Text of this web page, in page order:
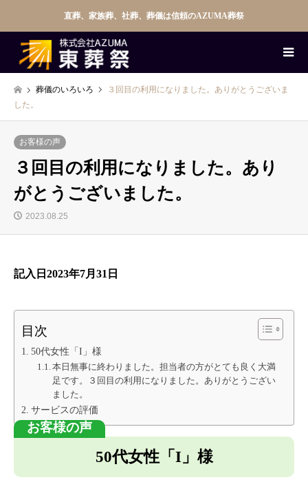
直葬、家族葬、社葬、葬儀は信頼のAZUMA葬祭
葬儀のいろいろ
３回目の利用になりました。ありがとうございま
した。
お客様の声
３回目の利用になりました。あり
がとうございました。
2023.08.25
記入日2023年7月31日
目次
50代女性「I」様
本日無事に終わりました。担当者の方がとても良く大満
足です。３回目の利用になりました。ありがとうござい
ました。
サービスの評価
50代女性「I」様